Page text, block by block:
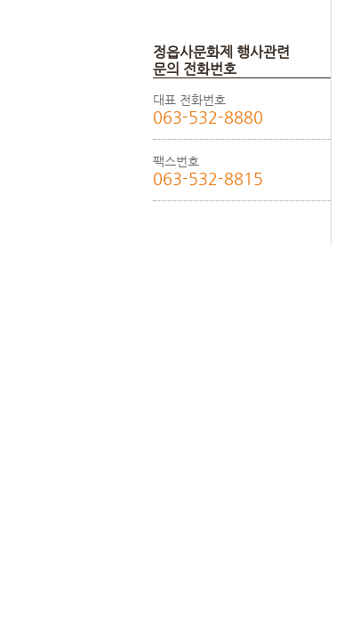
정읍사문화제 행사관련
문의 전화번호
대표 전화번호
063-532-8880
팩스번호
063-532-8815